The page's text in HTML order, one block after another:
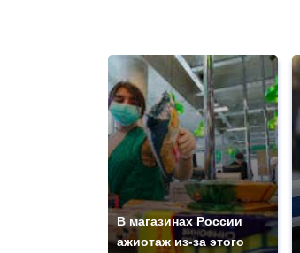
В магазинах России
ажиотаж из-за этого